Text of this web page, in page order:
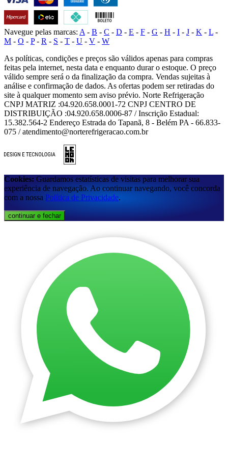
Navegue pelas marcas: A - B - C - D - E - F - G - H - I - J - K - L -
M - O - P- R - S - T - U - V - W
As políticas, condições e preços são válidos apenas para compras
feitas pela internet, nesta data e enquanto durar o estoque. O preço
válido sempre será o da finalização da compra. Vendas sujeitas à
análise e confirmação de dados. As ofertas podem ser retiradas do
site à qualquer momento sem aviso prévio. Norte Refrigeração
CNPJ MATRIZ :04.920.658.0001-72 CNPJ CENTRO DE
DISTRIBUIÇÃO :04.920.658.0006-87 / Inscrição Estadual:
15.382.564-2 Endereço Estrada do Tapanã, 8 - Belém PA - 66.833-
075 / atendimento@norterefrigeracao.com.br
Cookies: Guardamos estatísticas de visitas para melhorar sua
experiência de navegação. Ao continuar navegando, você concorda
com a nossa Política de Privacidade.
continuar e fechar